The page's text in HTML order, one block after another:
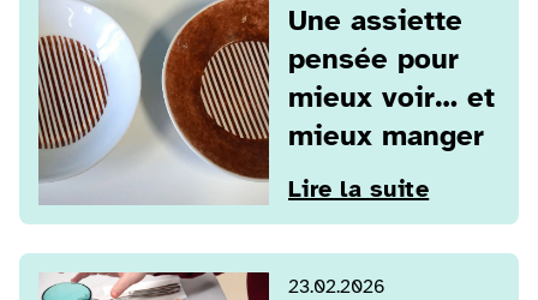
Une assiette
pensée pour
mieux voir… et
mieux manger
Lire la suite
23.02.2026